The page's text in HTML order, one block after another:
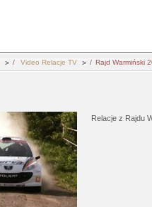
Video Relacje TV Rajd Warmiński
Relacje z Rajdu